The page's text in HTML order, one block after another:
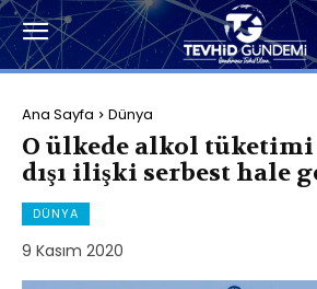
Ana Sayfa Dünya
O ülkede alkol
dışı ilişki serbest hale
DÜNYA
9 Kasım 2020